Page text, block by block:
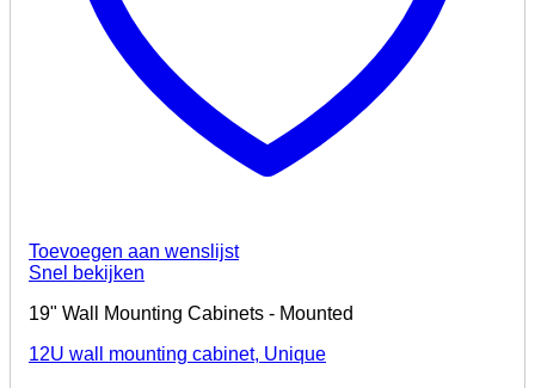
Toevoegen aan wenslijst
Snel bekijken
19" Wall Mounting Cabinets - Mounted
12U wall mounting cabinet, Unique